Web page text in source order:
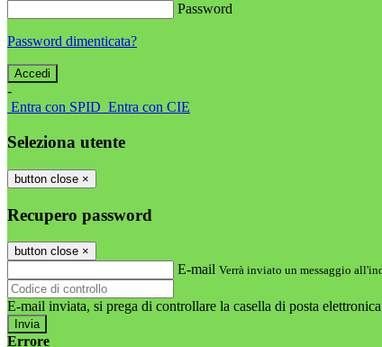
Password
Password dimenticata?
-
Entra con SPID Entra con CIE
Seleziona utente
button close ×
Recupero password
button close ×
E-mail Verrà inviato un messaggio
E-mail inviata, si prega di controllare la casella di posta
Errore